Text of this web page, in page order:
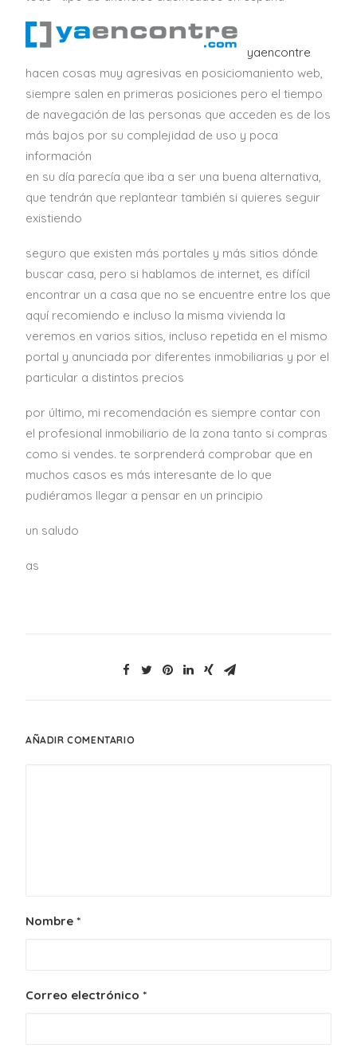
yaencontre
hacen cosas muy agresivas en posiciomaniento web,
siempre salen en primeras posiciones pero el tiempo
de navegación de las personas que acceden es de los
más bajos por su complejidad de uso y poca
información
en su día parecía que iba a ser una buena alternativa,
que tendrán que replantear también si quieres seguir
existiendo
seguro que existen más portales y más sitios dónde
buscar casa, pero si hablamos de internet, es difícil
encontrar un a casa que no se encuentre entre los que
aquí recomiendo e incluso la misma vivienda la
veremos en varios sitios, incluso repetida en el mismo
portal y anunciada por diferentes inmobiliarias y por el
particular a distintos precios
por último, mi recomendación es siempre contar con
el profesional inmobiliario de la zona tanto si compras
como si vendes. te sorprenderá comprobar que en
muchos casos es más interesante de lo que
pudiéramos llegar a pensar en un principio
un saludo
as
AÑADIR COMENTARIO
Nombre *
Correo electrónico *